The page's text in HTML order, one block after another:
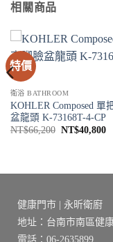
相關商品
特價
衛浴 BATHROOM
KOHLER Composed 單
盆龍頭 K-73168T-4-CP
NT$66,200 原
NT$40,800目
健康門市 | 永昕衛廚
地址：台南市南區健
電話：06-2635899